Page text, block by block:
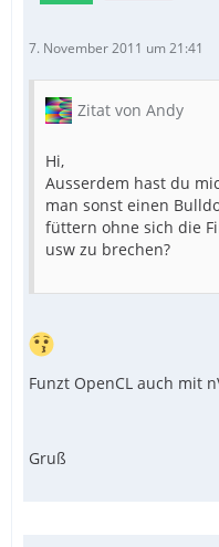
7. November 2011 um 21:41
Zitat von Andy
Hi,
Ausserdem hast du
man sonst einen
füttern ohne sich die
usw zu brechen?
Funzt OpenCL auch mit
Gruß